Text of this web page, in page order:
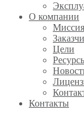
О компании
Миссия
Цели
Контакты